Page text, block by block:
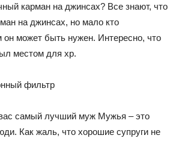
карман на джинсах? Все знают, что
на джинсах, но мало кто
может быть нужен. Интересно, что
местом для хр.
вас самый лучший муж Мужья – это
Как жаль, что хорошие супруги не